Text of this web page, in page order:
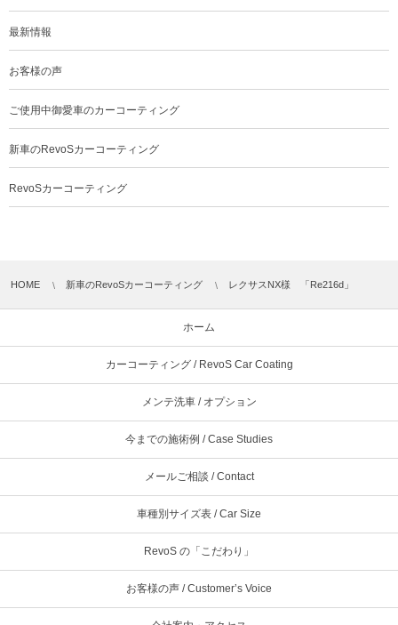
最新情報
お客様の声
ご使用中御愛車のカーコーティング
新車のRevoSカーコーティング
RevoSカーコーティング
HOME 新車のRevoSカーコーティング レクサスNX様 「Re216d」
ホーム
カーコーティング / RevoS Car Coating
メンテ洗車 / オプション
今までの施術例 / Case Studies
メールご相談 / Contact
車種別サイズ表 / Car Size
RevoS の「こだわり」
お客様の声 / Customer’s Voice